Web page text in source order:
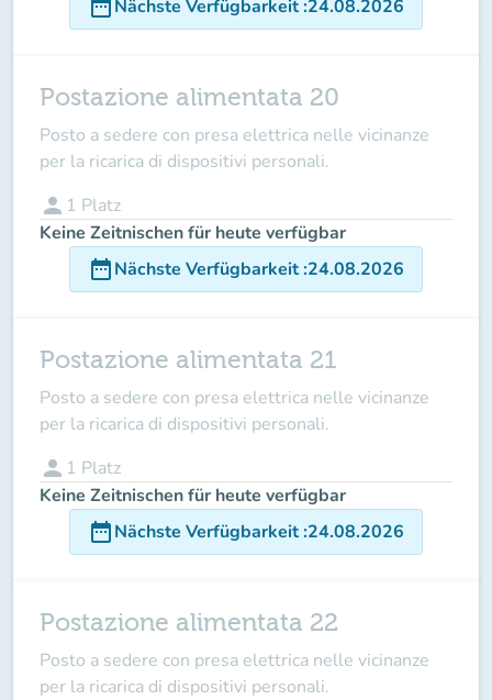
date_range Nächste Verfügbarkeit:24.08.2026
Postazione alimentata 20
Posto a sedere con presa elettrica nelle vicinanze
per la ricarica di dispositivi personali.
person 1 Platz
Keine Zeitnischen für heute verfügbar
date_rangeNächste Verfügbarkeit:24.08.2026
Postazione alimentata 21
Posto a sedere con presa elettrica nelle vicinanze
per la ricarica di dispositivi personali.
person 1 Platz
Keine Zeitnischen für heute verfügbar
date_rangeNächste Verfügbarkeit:24.08.2026
Postazione alimentata 22
Posto a sedere con presa elettrica nelle vicinanze
per la ricarica di dispositivi personali.